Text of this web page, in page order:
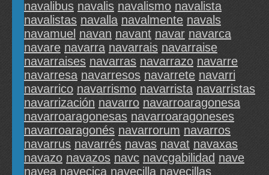
navalibus navalis navalismo navalista
navalistas navalla navalmente navals
navamuel navan navant navar navarca
navare navarra navarrais navarraise
navarraises navarras navarrazo navarre
navarresa navarresos navarrete navarri
navarrico navarrismo navarrista navarristas
navarrización navarro navarroaragonesa
navarroaragonesas navarroaragoneses
navarroaragonés navarrorum navarros
navarrus navarrés navas navat navaxas
navazo navazos navc navcgabilidad nave
navea navecica navecilla navecillas